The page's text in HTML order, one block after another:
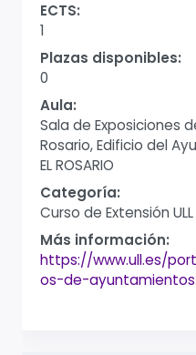
ECTS:
1
Plazas disponibles:
0
Aula:
Sala de Exposiciones
Rosario, Edificio del
EL ROSARIO
Categoría:
Curso de Extensión ULL
Más información:
https://www.ull.es/
os-de-